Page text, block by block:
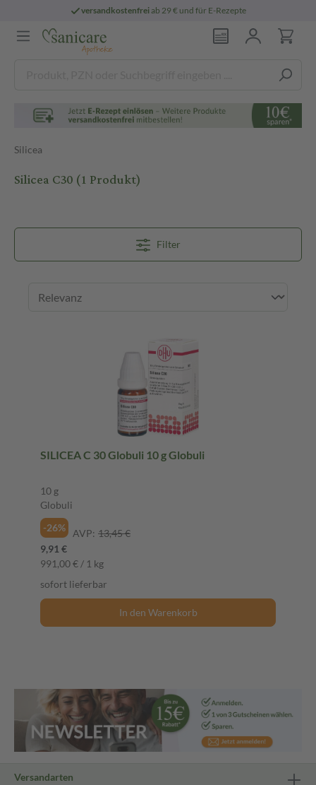
versandkostenfreiab 29 € und für E-Rezepte
Silicea
Silicea C30(1 Produkt)
Filter
SILICEA C 30 Globuli 10 g Globuli
10 g
Globuli
-26%
AVP: 13,45 €
9,91 €
991,00 € / 1 kg
sofort lieferbar
In den Warenkorb
Versandarten